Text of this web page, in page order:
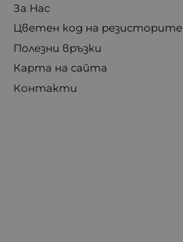
За Нас
Цветен код на резисторите
Полезни връзки
Карта на сайта
Контакти